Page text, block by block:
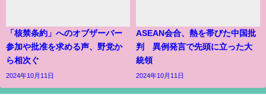
「核禁条約」へのオブザーバー
参加や批准を求める声、野党か
ら相次ぐ
2024年10月11日
ASEAN会合、熱を帯びた中国批
判 異例発言で先頭に立った大
統領
2024年10月11日